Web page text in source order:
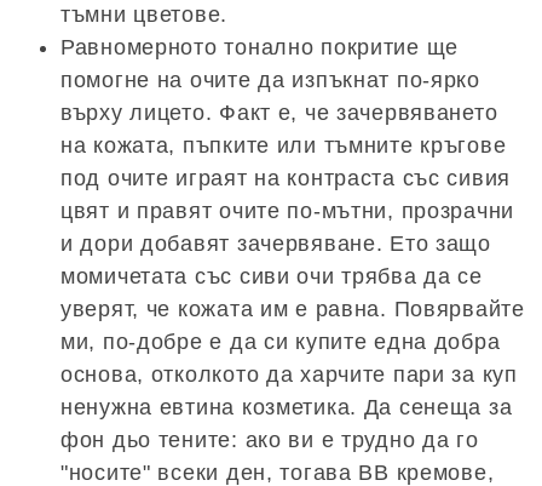
тъмни цветове.
Равномерното тонално покритие ще
помогне на очите да изпъкнат по-ярко
върху лицето. Факт е, че зачервяването
на кожата, пъпките или тъмните кръгове
под очите играят на контраста със сивия
цвят и правят очите по-мътни, прозрачни
и дори добавят зачервяване. Ето защо
момичетата със сиви очи трябва да се
уверят, че кожата им е равна. Повярвайте
ми, по-добре е да си купите една добра
основа, отколкото да харчите пари за куп
ненужна евтина козметика. Да сенеща за
фон дьо тените: ако ви е трудно да го
"носите" всеки ден, тогава BB кремове,